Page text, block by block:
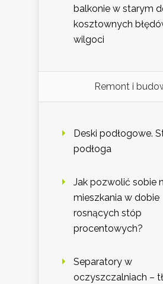
balkonie w starym
kosztownych
wilgoci
Remont i
Deski podłogowe.
podłoga
Jak pozwolić sobie
mieszkania w dobie
rosnących stóp
procentowych?
Separatory w
oczyszczalniach –